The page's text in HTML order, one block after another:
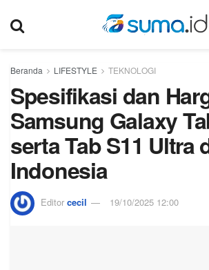
Beranda LIFESTYLE TEKNOLOGI
Spesifikasi dan
Samsung Galaxy
serta Tab S11 Ultra
Indonesia
Editor cecil 19/10/2025 12:00